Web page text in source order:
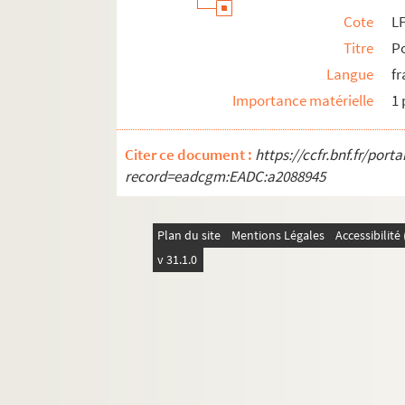
Cote
Titre
Langue
Importance matérielle
1
Citer ce document : https://ccfr.bnf.fr/
record=eadcgm:EADC:a2088945
Plan du site Mentions Légales
v 31.1.0